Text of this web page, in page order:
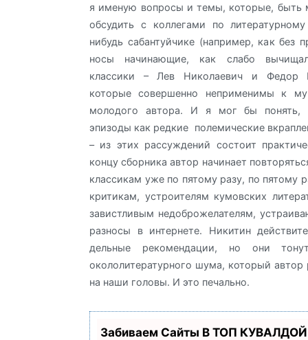
я именую вопросы и темы, которые, быть
обсудить с коллегами по
нибудь сабантуйчике (например, как без
носы начинающие, как слабо
классики – Лев Николаевич и Федор
которые совершенно неприменимы к
молодого автора. И я мог бы понять,
эпизоды как редкие полемические
– из этих рассуждений состоит
концу сборника автор начинает
классикам уже по пятому разу, по пятому
критикам, устроителям кумовских
завистливым недоброжелателям,
разносы в интернете. Никитин
дельные рекомендации, но они
окололитературного шума, который
на наши головы. И это печально.
Забиваем Сайты В ТОП